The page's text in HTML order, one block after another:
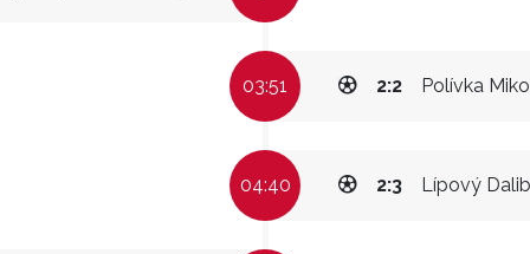
03:51 Polívka
2:2
04:40 Lípový
2:3